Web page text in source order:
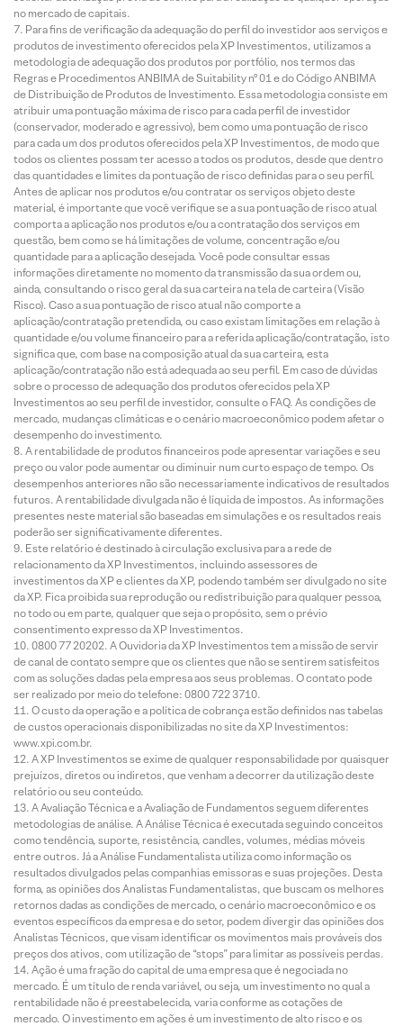
no mercado de capitais.
Para fins de verificação da adequação do perfil do investidor aos serviços e
produtos de investimento oferecidos pela XP Investimentos, utilizamos a
metodologia de adequação dos produtos por portfólio, nos termos das
Regras e Procedimentos ANBIMA de Suitability nº 01 e do Código ANBIMA
de Distribuição de Produtos de Investimento. Essa metodologia consiste em
atribuir uma pontuação máxima de risco para cada perfil de investidor
(conservador, moderado e agressivo), bem como uma pontuação de risco
para cada um dos produtos oferecidos pela XP Investimentos, de modo que
todos os clientes possam ter acesso a todos os produtos, desde que dentro
das quantidades e limites da pontuação de risco definidas para o seu perfil.
Antes de aplicar nos produtos e/ou contratar os serviços objeto deste
material, é importante que você verifique se a sua pontuação de risco atual
comporta a aplicação nos produtos e/ou a contratação dos serviços em
questão, bem como se há limitações de volume, concentração e/ou
quantidade para a aplicação desejada. Você pode consultar essas
informações diretamente no momento da transmissão da sua ordem ou,
ainda, consultando o risco geral da sua carteira na tela de carteira (Visão
Risco). Caso a sua pontuação de risco atual não comporte a
aplicação/contratação pretendida, ou caso existam limitações em relação à
quantidade e/ou volume financeiro para a referida aplicação/contratação, isto
significa que, com base na composição atual da sua carteira, esta
aplicação/contratação não está adequada ao seu perfil. Em caso de dúvidas
sobre o processo de adequação dos produtos oferecidos pela XP
Investimentos ao seu perfil de investidor, consulte o FAQ. As condições de
mercado, mudanças climáticas e o cenário macroeconômico podem afetar o
desempenho do investimento.
A rentabilidade de produtos financeiros pode apresentar variações e seu
preço ou valor pode aumentar ou diminuir num curto espaço de tempo. Os
desempenhos anteriores não são necessariamente indicativos de resultados
futuros. A rentabilidade divulgada não é líquida de impostos. As informações
presentes neste material são baseadas em simulações e os resultados reais
poderão ser significativamente diferentes.
Este relatório é destinado à circulação exclusiva para a rede de
relacionamento da XP Investimentos, incluindo assessores de
investimentos da XP e clientes da XP, podendo também ser divulgado no site
da XP. Fica proibida sua reprodução ou redistribuição para qualquer pessoa,
no todo ou em parte, qualquer que seja o propósito, sem o prévio
consentimento expresso da XP Investimentos.
0800 77 20202. A Ouvidoria da XP Investimentos tem a missão de servir
de canal de contato sempre que os clientes que não se sentirem satisfeitos
com as soluções dadas pela empresa aos seus problemas. O contato pode
ser realizado por meio do telefone: 0800 722 3710.
O custo da operação e a política de cobrança estão definidos nas tabelas
de custos operacionais disponibilizadas no site da XP Investimentos:
www.xpi.com.br.
A XP Investimentos se exime de qualquer responsabilidade por quaisquer
prejuízos, diretos ou indiretos, que venham a decorrer da utilização deste
relatório ou seu conteúdo.
A Avaliação Técnica e a Avaliação de Fundamentos seguem diferentes
metodologias de análise. A Análise Técnica é executada seguindo conceitos
como tendência, suporte, resistência, candles, volumes, médias móveis
entre outros. Já a Análise Fundamentalista utiliza como informação os
resultados divulgados pelas companhias emissoras e suas projeções. Desta
forma, as opiniões dos Analistas Fundamentalistas, que buscam os melhores
retornos dadas as condições de mercado, o cenário macroeconômico e os
eventos específicos da empresa e do setor, podem divergir das opiniões dos
Analistas Técnicos, que visam identificar os movimentos mais prováveis dos
preços dos ativos, com utilização de “stops” para limitar as possíveis perdas.
Ação é uma fração do capital de uma empresa que é negociada no
mercado. É um título de renda variável, ou seja, um investimento no qual a
rentabilidade não é preestabelecida, varia conforme as cotações de
mercado. O investimento em ações é um investimento de alto risco e os